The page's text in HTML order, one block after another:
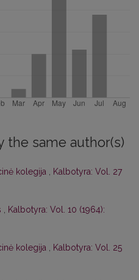
the same author(s)
kolegija
Kalbotyra: Vol. 27
Kalbotyra: Vol. 10 (1964):
kolegija
Kalbotyra: Vol. 25